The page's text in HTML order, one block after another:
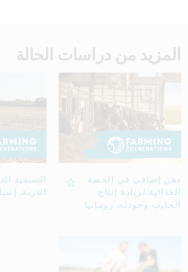
المزيد من دراسات الحالة
دهن إضافي في الحصة
الغذائية لزيادة إنتاج
الحليب وجودته, رومانيا
التسميد
التربة,